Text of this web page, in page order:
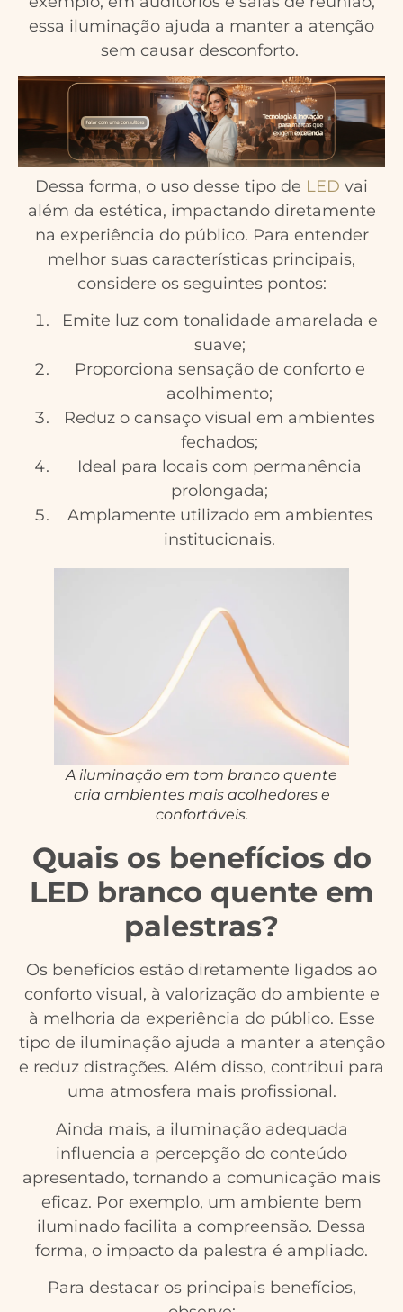
essa iluminação ajuda a manter a atenção
sem causar desconforto.
Dessa forma, o uso desse tipo de LED vai
além da estética, impactando diretamente
na experiência do público. Para entender
melhor suas características principais,
considere os seguintes pontos:
Emite luz com tonalidade amarelada e
suave;
Proporciona sensação de conforto e
acolhimento;
Reduz o cansaço visual em ambientes
fechados;
Ideal para locais com permanência
prolongada;
Amplamente utilizado em ambientes
institucionais.
A iluminação em tom branco quente
cria ambientes mais acolhedores e
confortáveis.
Quais os benefícios do
LED branco quente em
palestras?
Os benefícios estão diretamente ligados ao
conforto visual, à valorização do ambiente e
à melhoria da experiência do público. Esse
tipo de iluminação ajuda a manter a atenção
e reduz distrações. Além disso, contribui para
uma atmosfera mais profissional.
Ainda mais, a iluminação adequada
influencia a percepção do conteúdo
apresentado, tornando a comunicação mais
eficaz. Por exemplo, um ambiente bem
iluminado facilita a compreensão. Dessa
forma, o impacto da palestra é ampliado.
Para destacar os principais benefícios,